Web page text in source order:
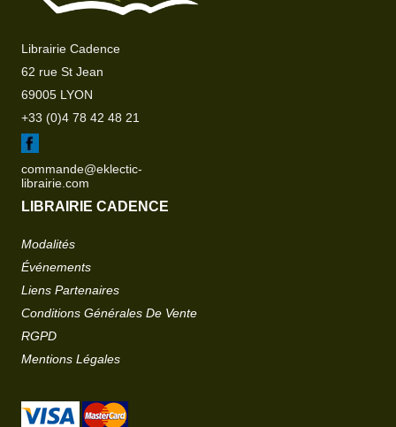
Librairie Cadence
62 rue St Jean
69005 LYON
+33 (0)4 78 42 48 21
commande@eklectic-
librairie.com
LIBRAIRIE CADENCE
Modalités
Événements
Liens Partenaires
Conditions Générales De Vente
RGPD
Mentions Légales